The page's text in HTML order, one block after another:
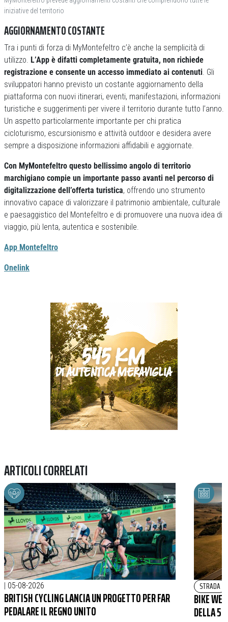
iniziative del territorio
AGGIORNAMENTO COSTANTE
Tra i punti di forza di MyMontefeltro c’è anche la semplicità di
utilizzo. L’App è difatti completamente gratuita, non richiede
registrazione e consente un accesso immediato ai contenuti. Gli
sviluppatori hanno previsto un costante aggiornamento della
piattaforma con nuovi itinerari, eventi, manifestazioni, informazioni
turistiche e suggerimenti per vivere il territorio durante tutto l’anno.
Un aspetto particolarmente importante per chi pratica
cicloturismo, escursionismo e attività outdoor e desidera avere
sempre a disposizione informazioni affidabili e aggiornate.
Con MyMontefeltro questo bellissimo angolo di territorio
marchigiano compie un importante passo avanti nel percorso di
digitalizzazione dell’offerta turistica, offrendo uno strumento
innovativo capace di valorizzare il patrimonio ambientale, culturale
e paesaggistico del Montefeltro e di promuovere una nuova idea di
viaggio, più lenta, autentica e sostenibile.
App Montefeltro
Onelink
Previous
ARTICOLI CORRELATI
| 05-08-2026
BRITISH CYCLING LANCIA UN PROGETTO PER FAR
PEDALARE IL REGNO UNITO
STRADA
BIKE
DELLA